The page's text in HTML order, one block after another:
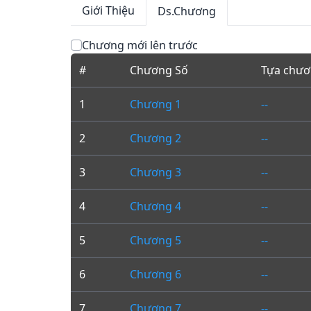
Giới Thiệu Ds.Chương
Chương mới lên trước
#
Chương Số Tựa
1 Chương 1 --
2 Chương 2 --
3 Chương 3 --
4 Chương 4 --
5 Chương 5 --
6 Chương 6 --